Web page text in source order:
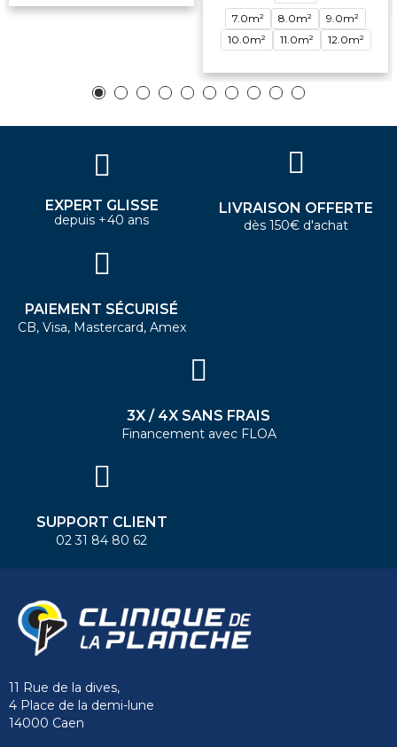
7.0m²
8.0m²
9.0m²
10.0m²
11.0m² 12.0m²
EXPERT GLISSE
depuis +40 ans
LIVRAISON OFFERTE
dès 150€ d'achat
PAIEMENT SÉCURISÉ
CB, Visa, Mastercard, Amex
3X / 4X SANS FRAIS
Financement avec FLOA
SUPPORT CLIENT
02 31 84 80 62
11 Rue de la dives,
4 Place de la demi-lune
14000 Caen